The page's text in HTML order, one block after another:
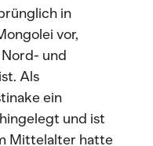
in
vor,
und
Als
ein
und ist
Mittelalter hatte